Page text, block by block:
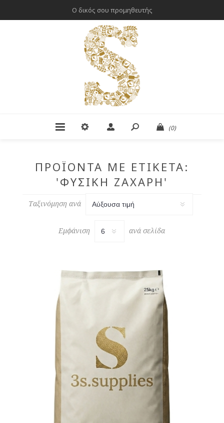
Ο δικός σου προμηθευτής
(0)
ΠΡΟΪΌΝΤΑ ΜΕ ΕΤΙΚΈΤΑ:
'ΦΥΣΙΚΉ ΖΆΧΑΡΗ'
Ταξινόμηση ανά
Εμφάνιση ανά σελίδα